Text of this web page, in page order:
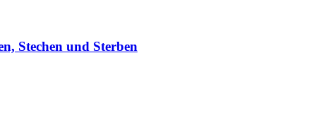
Stechen und Sterben